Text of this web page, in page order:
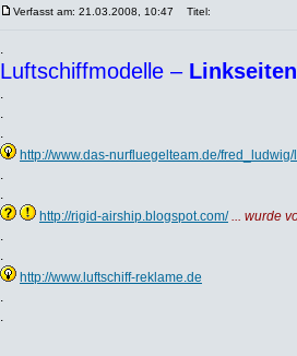
Verfasst am: 21.03.2008, 10:47 Titel:
.
Luftschiffmodelle –
.
.
.
http://www.das-nurfluegelteam.de/
.
.
http://rigid-airship.blogspot.com/ ... wurde
.
.
http://www.luftschiff-reklame.de
.
.